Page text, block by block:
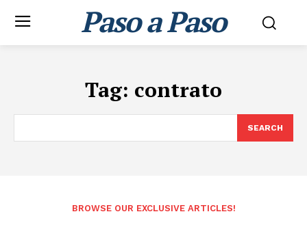
Paso a Paso
Tag: contrato
SEARCH
BROWSE OUR EXCLUSIVE ARTICLES!